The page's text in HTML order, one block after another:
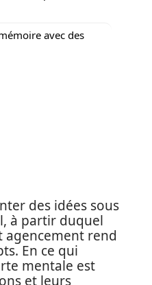
avec des
des idées sous
à partir duquel
agencement rend
En ce qui
mentale est
et leurs